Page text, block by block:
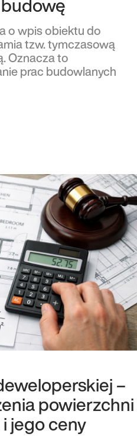
o wpis obiektu do
tzw. tymczasową
Oznacza to
prac budowlanych
–
powierzchni
jego ceny